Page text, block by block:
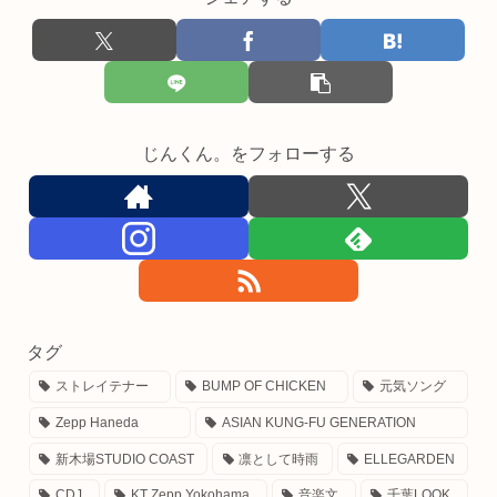
じんくん。をフォローする
タグ
ストレイテナー BUMP OF CHICKEN 元気ソング
Zepp Haneda ASIAN KUNG-FU GENERATION
新木場STUDIO COAST 凛として時雨 ELLEGARDEN